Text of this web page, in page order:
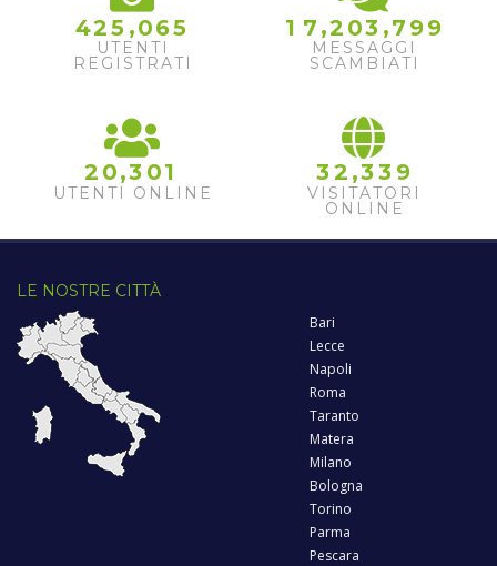
425 ,065
UTENTI
REGISTRATI
1 7 ,2 03 ,7 99
MESSAGGI
SCAMBIATI
2 0,3 01
UTENTI ONLINE
32 ,33 9
VISITATORI
ONLINE
LE NOSTRE CITTÀ
Bari
Lecce
Napoli
Roma
Taranto
Matera
Milano
Bologna
Torino
Parma
Pescara